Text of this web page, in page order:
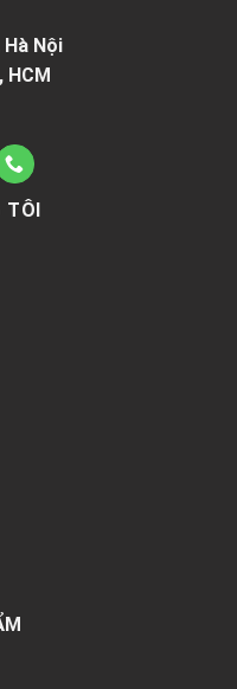
Hà Nội
HCM